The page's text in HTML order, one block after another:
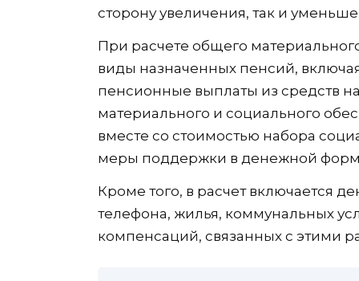
сторону увеличения, так и
При расчете общего
виды назначенных пенсий,
пенсионные выплаты из средств
материального и социального
вместе со стоимостью набора
меры поддержки в денежной
Кроме того, в расчет включается
телефона, жилья, коммунальных
компенсаций, связанных с этими